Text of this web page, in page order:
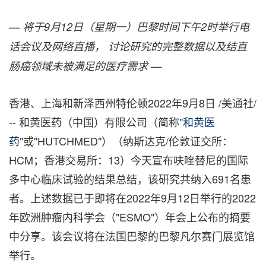
— 将于9月12日（星期一）巴黎时间下午2时举行电
话会议及网络直播， 讨论研究的完整数据以及结直
肠癌领域未被满足的医疗需求—
香港、上海和新泽西州特伦顿2022年9月8日 /美通社/
-- 和黄医药（中国）有限公司（简称"和黄医
药"或"HUTCHMED"）（纳斯达克/伦敦证交所：
HCM；香港交易所：13）今天宣布呋喹替尼的国际
多中心临床试验的结果总结，该研究共纳入691名患
者。上述数据已于即将在2022年9月12日举行的2022
年欧洲肿瘤内科学会（"ESMO"）年会上公布的摘要
中分享。该会议将在法国巴黎的巴黎凡尔赛门展览馆
举行。